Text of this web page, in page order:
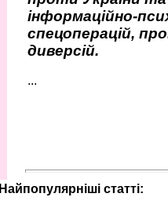
інформаційно-
спецоперацій,
диверсій.
...
Найпопулярніші статті: